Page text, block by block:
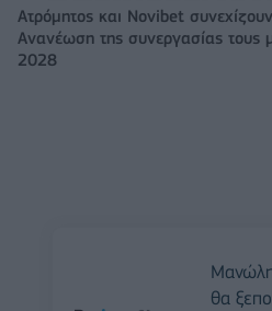
Ατρόμητος και Novibet
Ανανέωση της συνεργασίας τους
2028
θα